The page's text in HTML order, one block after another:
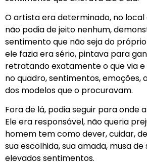
O artista era determinado, no
não podia de jeito nenhum,
sentimento que não seja do
ele fazia era sério, pintava para
retratando exatamente o que via e
no quadro, sentimentos, emoções,
dos modelos que o procuravam.
Fora de lá, podia seguir para onde
Ele era responsável, não queria
homem tem como dever, cuidar,
sua escolhida, sua amada, musa de
elevados sentimentos.